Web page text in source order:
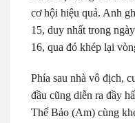
cơ hội hiệu quả. Anh
15, duy nhất trong
16, qua đó khép lại
Phía sau nhà vô địch,
đầu cũng diễn ra đầy
Thế Bảo (Am) cùng